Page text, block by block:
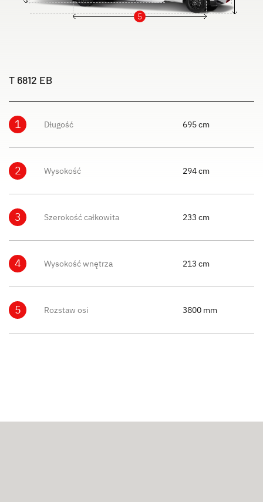
5
T 6812 EB
1 Długość 695 cm
2 Wysokość 294 cm
3 Szerokość całkowita 233 cm
4 Wysokość wnętrza 213 cm
5 Rozstaw osi 3800 mm